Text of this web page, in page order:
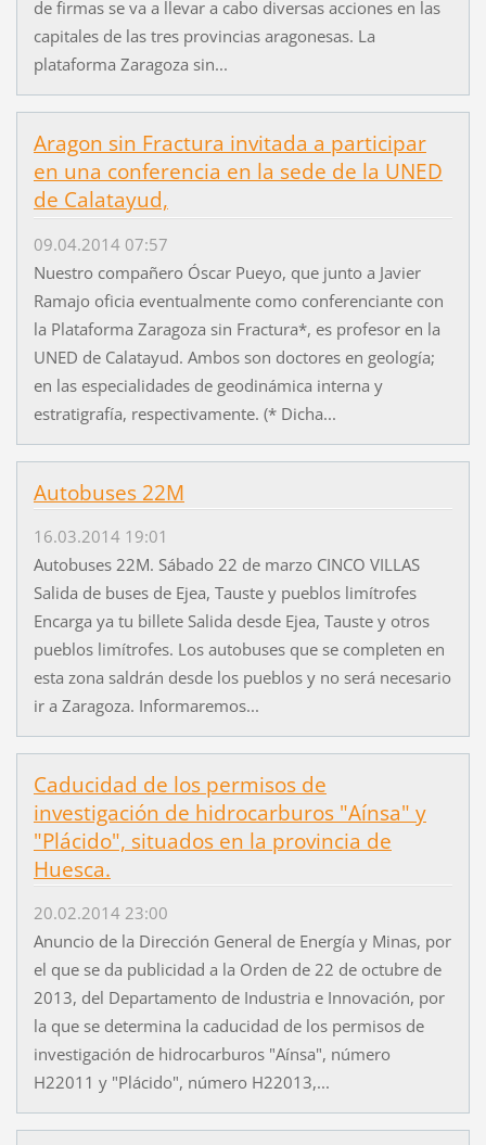
de firmas se va a llevar a cabo diversas acciones en las
capitales de las tres provincias aragonesas. La
plataforma Zaragoza sin...
Aragon sin Fractura invitada a participar
en una conferencia en la sede de la UNED
de Calatayud,
09.04.2014 07:57
Nuestro compañero Óscar Pueyo, que junto a Javier
Ramajo oficia eventualmente como conferenciante con
la Plataforma Zaragoza sin Fractura*, es profesor en la
UNED de Calatayud. Ambos son doctores en geología;
en las especialidades de geodinámica interna y
estratigrafía, respectivamente. (* Dicha...
Autobuses 22M
16.03.2014 19:01
Autobuses 22M. Sábado 22 de marzo CINCO VILLAS
Salida de buses de Ejea, Tauste y pueblos limítrofes
Encarga ya tu billete Salida desde Ejea, Tauste y otros
pueblos limítrofes. Los autobuses que se completen en
esta zona saldrán desde los pueblos y no será necesario
ir a Zaragoza. Informaremos...
Caducidad de los permisos de
investigación de hidrocarburos "Aínsa" y
"Plácido", situados en la provincia de
Huesca.
20.02.2014 23:00
Anuncio de la Dirección General de Energía y Minas, por
el que se da publicidad a la Orden de 22 de octubre de
2013, del Departamento de Industria e Innovación, por
la que se determina la caducidad de los permisos de
investigación de hidrocarburos "Aínsa", número
H22011 y "Plácido", número H22013,...